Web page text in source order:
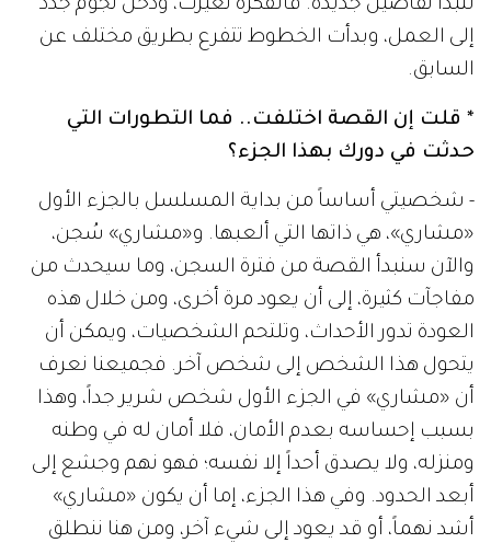
لتبدأ تفاصيل جديدة. فالفكرة تغيرت، ودخل نجوم جدد
إلى العمل، وبدأت الخطوط تتفرع بطريق مختلف عن
السابق.
* قلت إن القصة اختلفت.. فما التطورات التي
حدثت في دورك بهذا الجزء؟
- شخصيتي أساساً من بداية المسلسل بالجزء الأول
«مشاري»، هي ذاتها التي ألعبها. و«مشاري» سُجن،
والآن سنبدأ القصة من فترة السجن، وما سيحدث من
مفاجآت كثيرة، إلى أن يعود مرة أخرى، ومن خلال هذه
العودة تدور الأحداث، وتلتحم الشخصيات، ويمكن أن
يتحول هذا الشخص إلى شخص آخر. فجميعنا نعرف
أن «مشاري» في الجزء الأول شخص شرير جداً، وهذا
بسبب إحساسه بعدم الأمان، فلا أمان له في وطنه
ومنزله، ولا يصدق أحداً إلا نفسه؛ فهو نهم وجشع إلى
أبعد الحدود. وفي هذا الجزء، إما أن يكون «مشاري»
أشد نهماً، أو قد يعود إلى شيء آخر، ومن هنا ننطلق